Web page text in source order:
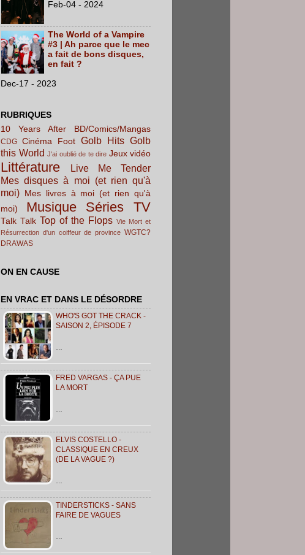
Feb-04 - 2024
The World of a Vampire
#3 | Ah parce que le mec
a fait de bons disques,
en fait ?
Dec-17 - 2023
RUBRIQUES
10 Years After
BD/Comics/Mangas
CDG Cinéma Foot Golb Hits Golb
this World J'ai oublié de te dire Jeux vidéo
Littérature
Live Me Tender
Mes disques à moi (et rien qu'à
moi) Mes livres à moi (et rien qu'à
moi)
Musique Séries TV
Talk Talk Top of the Flops Vie Mort et
Résurrection d'un coiffeur de province WGTC?
DRAWAS
ON EN CAUSE
EN VRAC ET DANS LE DÉSORDRE
WHO'S GOT THE CRACK -
SAISON 2, ÉPISODE 7
FRED VARGAS - ÇA PUE
LA MORT
ELVIS COSTELLO -
CLASSIQUE EN CREUX
(DE LA VAGUE ?)
TINDERSTICKS - SANS
FAIRE DE VAGUES